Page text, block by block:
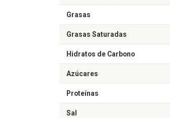
Grasas
Grasas Saturadas
Hidratos de Carbono
Azúcares
Proteínas
Sal